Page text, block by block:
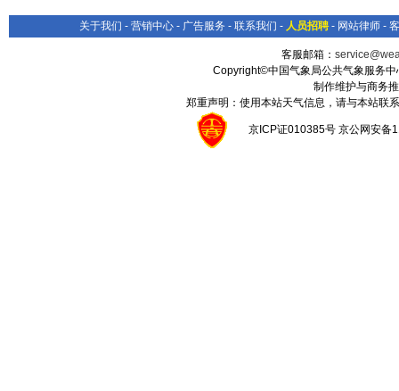
关于我们 - 营销中心 - 广告服务 - 联系我们 - 人员招聘 - 网站律师 -
客服邮箱：
Copyright©中国气象局公共气象服务
制作维护与商务
郑重声明：使用本站天气信息，请与本站联
京ICP证010385号 京公网安备